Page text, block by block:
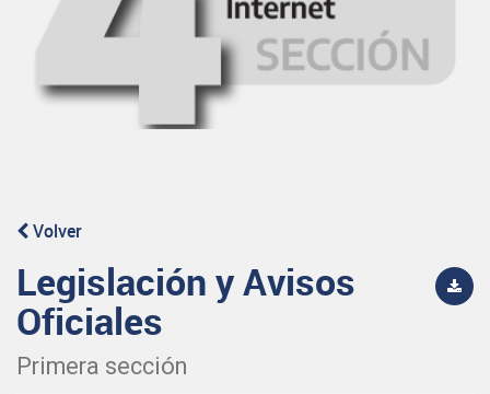
Volver
Legislación y Avisos
Oficiales
Primera sección